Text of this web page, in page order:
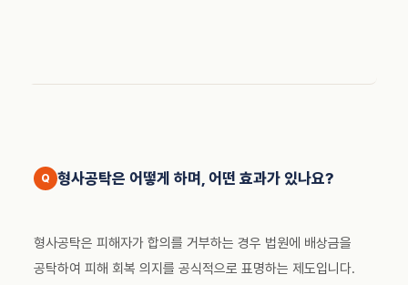
형사공탁은 어떻게 하며, 어떤 효과가 있나요?
형사공탁은 피해자가 합의를 거부하는 경우 법원에 배상금을
공탁하여 피해 회복 의지를 공식적으로 표명하는 제도입니다.